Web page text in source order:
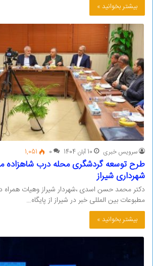
بیشتر بخوانید »
سرویس خبری 10 آبان 1404 0
1,051
طرح توسعه گردشگری محله درب شاهزاده
شهرداری شیراز
دکتر محمد حسن اسدی ،شهردار شیراز وهیات همراه
مطبوعات بین المللی خبر در شیراز از پایگاه…
بیشتر بخوانید »